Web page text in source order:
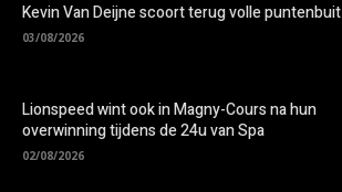
Kevin Van Deijne scoort terug volle puntenbuit
03/08/2026
Lionspeed wint ook in Magny-Cours na hun
overwinning tijdens de 24u van Spa
02/08/2026